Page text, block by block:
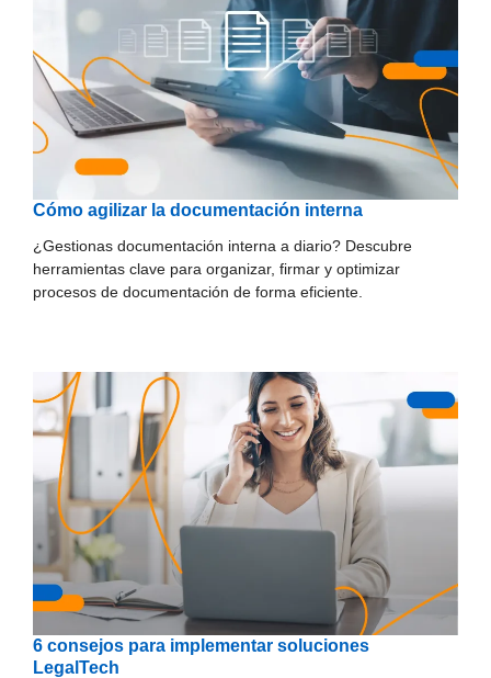
Cómo agilizar la documentación interna
¿Gestionas documentación interna a diario? Descubre
herramientas clave para organizar, firmar y optimizar
procesos de documentación de forma eficiente.
6 consejos para implementar soluciones
LegalTech